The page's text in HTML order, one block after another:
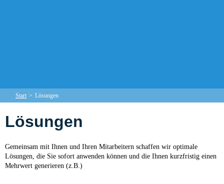
Start > Lösungen
Lösungen
Gemeinsam mit Ihnen und Ihren Mitarbeitern schaffen wir optimale
Lösungen, die Sie sofort anwenden können und die Ihnen kurzfristig einen
Mehrwert generieren (z.B.)